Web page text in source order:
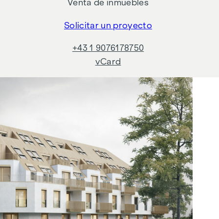
Venta de inmuebles
Solicitar un proyecto
+43 1 9076178750
vCard